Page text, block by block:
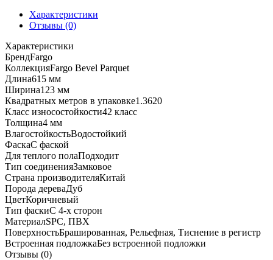
Дуб
Окленд
653-
76
Характеристики
Отзывы (0)
Характеристики
БрендFargo
КоллекцияFargo Bevel Parquet
Длина615 мм
Ширина123 мм
Квадратных метров в упаковке1.3620
Класс износостойкости42 класс
Толщина4 мм
ВлагостойкостьВодостойкий
ФаскаС фаской
Для теплого полаПодходит
Тип соединенияЗамковое
Страна производителяКитай
Порода дереваДуб
ЦветКоричневый
Тип фаскиС 4-х сторон
МатериалSPC, ПВХ
ПоверхностьБрашированная, Рельефная, Тиснение в регистр
Встроенная подложкаБез встроенной подложки
Отзывы (0)